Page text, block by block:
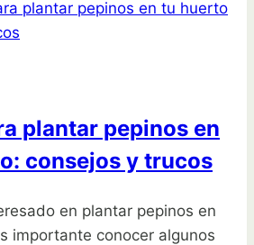
plantar pepinos en
consejos y trucos
en plantar pepinos en
importante conocer algunos